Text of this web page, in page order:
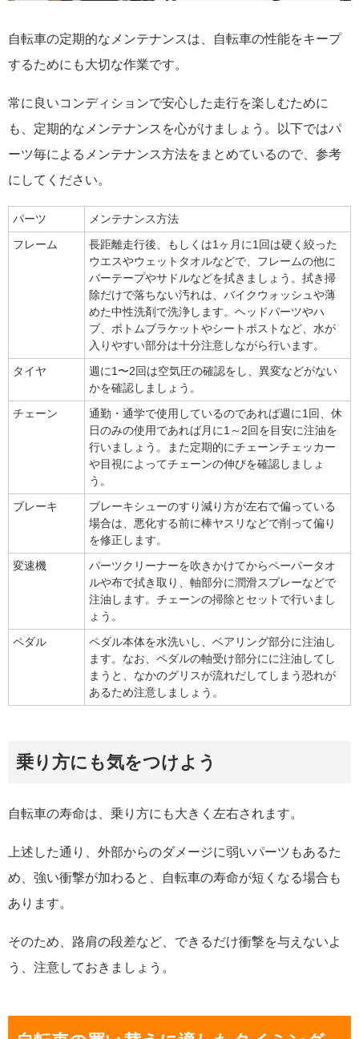
自転車の定期的なメンテナンスは、自転車の性能をキープ
するためにも大切な作業です。
常に良いコンディションで安心した走行を楽しむために
も、定期的なメンテナンスを心がけましょう。以下ではパ
ーツ毎によるメンテナンス方法をまとめているので、参考
にしてください。
パーツ
メンテナンス方法
フレーム
長距離走行後、もしくは1ヶ月に1回は硬く絞った
ウエスやウェットタオルなどで、フレームの他に
バーテープやサドルなどを拭きましょう。拭き掃
除だけで落ちない汚れは、バイクウォッシュや薄
めた中性洗剤で洗浄します。ヘッドパーツやハ
ブ、ボトムブラケットやシートポストなど、水が
入りやすい部分は十分注意しながら行います。
タイヤ
週に1〜2回は空気圧の確認をし、異変などがない
かを確認しましょう。
チェーン
通勤・通学で使用しているのであれば週に1回、休
日のみの使用であれば月に1～2回を目安に注油を
行いましょう。また定期的にチェーンチェッカー
や目視によってチェーンの伸びを確認しましょ
う。
ブレーキ
ブレーキシューのすり減り方が左右で偏っている
場合は、悪化する前に棒ヤスリなどで削って偏り
を修正します。
変速機
パーツクリーナーを吹きかけてからペーパータオ
ルや布で拭き取り、軸部分に潤滑スプレーなどで
注油します。チェーンの掃除とセットで行いまし
ょう。
ペダル
ペダル本体を水洗いし、ベアリング部分に注油し
ます。なお、ペダルの軸受け部分にに注油してし
まうと、なかのグリスが流れだしてしまう恐れが
あるため注意しましょう。
乗り方にも気をつけよう
自転車の寿命は、乗り方にも大きく左右されます。
上述した通り、外部からのダメージに弱いパーツもあるた
め、強い衝撃が加わると、自転車の寿命が短くなる場合も
あります。
そのため、路肩の段差など、できるだけ衝撃を与えないよ
う、注意しておきましょう。